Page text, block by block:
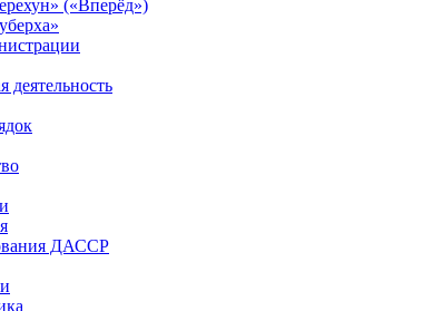
(«Вперёд»)
деятельность
ДАССР